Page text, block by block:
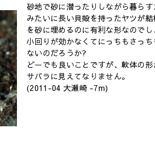
砂地で砂に潜ったりしながら暮ら
みたいに長い貝殻を持ったヤツが
を砂に埋めるのに有利な形なので
小回りが効かなくてにっちもさっ
ないのだろうか?
どーでも良いことですが、軟体の
サバラに見えてなりません。
(2011-04 大瀬崎 -7m)